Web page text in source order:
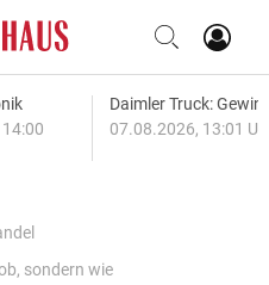
Daimler Truck:
07.08.2026, 13:01
sondern wie